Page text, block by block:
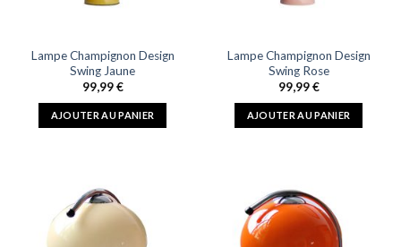
Lampe Champignon Design
Swing Jaune
99,99€
AJOUTER AU PANIER
Lampe Champignon Design
Swing Rose
99,99€
AJOUTER AU PANIER